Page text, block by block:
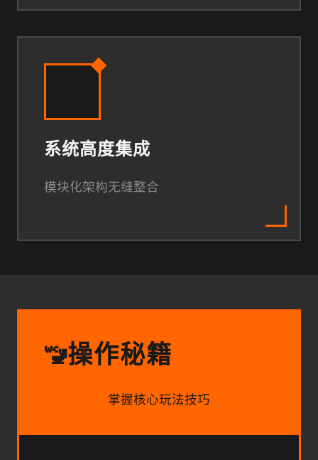
系统高度集成
模块化架构无缝整合
🚾操作秘籍
掌握核心玩法技巧